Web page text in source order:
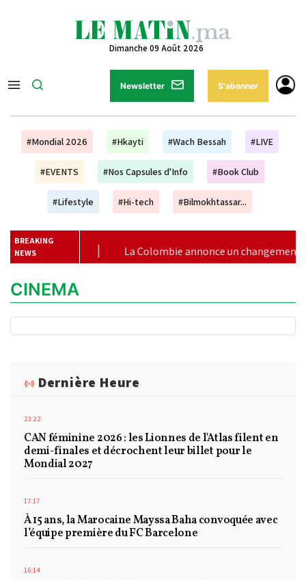
Dimanche 09 Août 2026
Newsletter S'abonner
#Mondial 2026 #Hkayti #Wach Bessah #LIVE
#EVENTS #Nos Capsules d'Info #Book Club
#Lifestyle #Hi-tech #Bilmokhtassar...
BREAKING
NEWS
La Colombie annonce un changement de sa
CINEMA
Dernière Heure
23:22
CAN féminine 2026 : les Lionnes de l'Atlas filent en
demi-finales et décrochent leur billet pour le
Mondial 2027
17:17
À 15 ans, la Marocaine Mayssa Baha convoquée avec
l’équipe première du FC Barcelone
16:14